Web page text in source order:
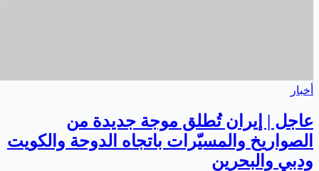
أخبار
عاجل | إيران تُطلق موجة جديدة من
الصواريخ والمسيّرات باتجاه الدوحة والكويت
ودبي والبحرين